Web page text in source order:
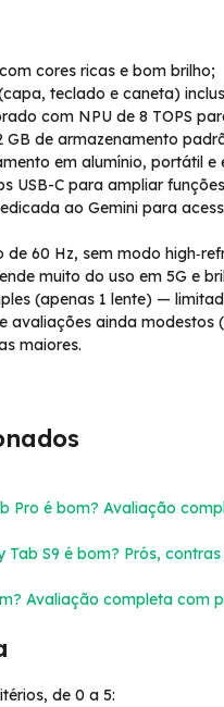
cores ricas e bom brilho;
teclado e caneta)
com NPU de 8 TOPS
GB de armazenamento
em alumínio, portátil e
USB-C para ampliar
ao Gemini para
60 Hz, sem modo
muito do uso em 5G e
(apenas 1 lente) —
avaliações ainda
maiores.
Pro é bom? Avaliação
Tab S9 é bom? Prós,
Avaliação completa com
de 0 a 5: